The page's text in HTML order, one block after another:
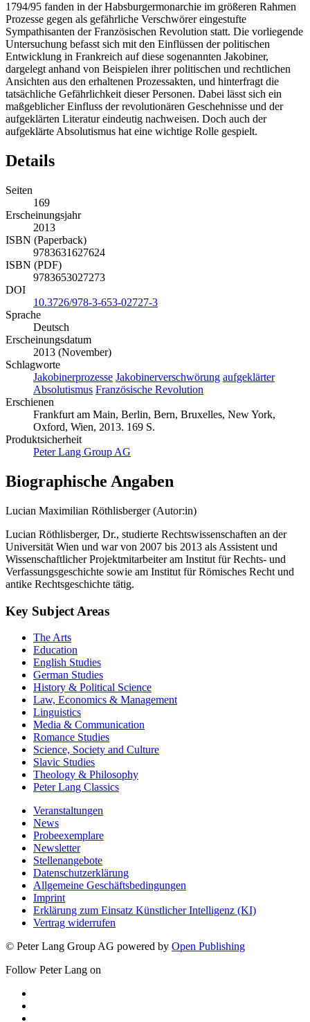
1794/95 fanden in der Habsburgermonarchie im größeren Rahmen
Prozesse gegen als gefährliche Verschwörer eingestufte
Sympathisanten der Französischen Revolution statt. Die vorliegende
Untersuchung befasst sich mit den Einflüssen der politischen
Entwicklung in Frankreich auf diese sogenannten Jakobiner,
dargelegt anhand von Beispielen ihrer politischen und rechtlichen
Ansichten aus den erhaltenen Prozessakten, und hinterfragt die
tatsächliche Gefährlichkeit dieser Personen. Dabei lässt sich ein
maßgeblicher Einfluss der revolutionären Geschehnisse und der
aufgeklärten Literatur eindeutig nachweisen. Doch auch der
aufgeklärte Absolutismus hat eine wichtige Rolle gespielt.
Details
Seiten
169
Erscheinungsjahr
2013
ISBN (Paperback)
9783631627624
ISBN (PDF)
9783653027273
DOI
10.3726/978-3-653-02727-3
Sprache
Deutsch
Erscheinungsdatum
2013 (November)
Schlagworte
Jakobinerprozesse Jakobinerverschwörung aufgeklärter
Absolutismus Französische Revolution
Erschienen
Frankfurt am Main, Berlin, Bern, Bruxelles, New York,
Oxford, Wien, 2013. 169 S.
Produktsicherheit
Peter Lang Group AG
Biographische Angaben
Lucian Maximilian Röthlisberger (Autor:in)
Lucian Röthlisberger, Dr., studierte Rechtswissenschaften an der
Universität Wien und war von 2007 bis 2013 als Assistent und
Wissenschaftlicher Projektmitarbeiter am Institut für Rechts- und
Verfassungsgeschichte sowie am Institut für Römisches Recht und
antike Rechtsgeschichte tätig.
Key Subject Areas
The Arts
Education
English Studies
German Studies
History & Political Science
Law, Economics & Management
Linguistics
Media & Communication
Romance Studies
Science, Society and Culture
Slavic Studies
Theology & Philosophy
Peter Lang Classics
Veranstaltungen
News
Probeexemplare
Newsletter
Stellenangebote
Datenschutzerklärung
Allgemeine Geschäftsbedingungen
Imprint
Erklärung zum Einsatz Künstlicher Intelligenz (KI)
Vertrag widerrufen
© Peter Lang Group AG powered by Open Publishing
Follow Peter Lang on